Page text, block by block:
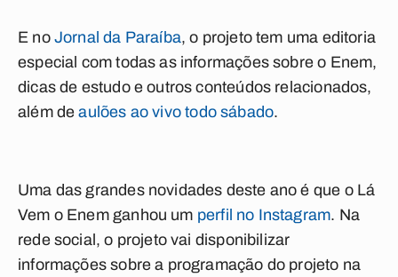
E no Jornal da Paraíba, o projeto tem uma editoria
especial com todas as informações sobre o Enem,
dicas de estudo e outros conteúdos relacionados,
além deaulões ao vivo todo sábado.
Uma das grandes novidades deste ano é que o Lá
Vem o Enem ganhou um perfil no Instagram. Na
rede social, o projeto vai disponibilizar
informações sobre a programação do projeto na